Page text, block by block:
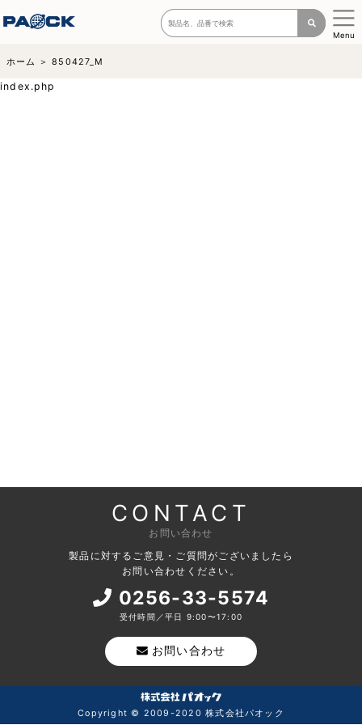
Menu
ホーム 850427_M
index.php
CONTACT
お問い合わせ
製品に対するご意見・ご質問がございましたら
お問い合わせください。
0256-33-5574
受付時間／平日 9:00〜17:00
お問い合わせ
Copyright © 2009-2020 株式会社パオック